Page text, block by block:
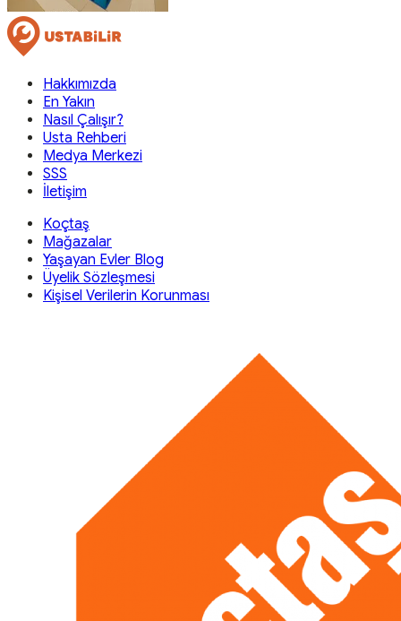
Hakkımızda
En Yakın
Nasıl Çalışır?
Usta Rehberi
Medya Merkezi
SSS
İletişim
Koçtaş
Mağazalar
Yaşayan Evler Blog
Üyelik Sözleşmesi
Kişisel Verilerin Korunması